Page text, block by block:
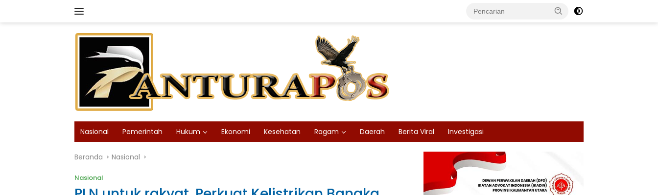
Nasional Pemerintah Hukum Ekonomi Kesehatan Ragam Daerah Berita Viral Investigasi
Beranda Nasional
Nasional